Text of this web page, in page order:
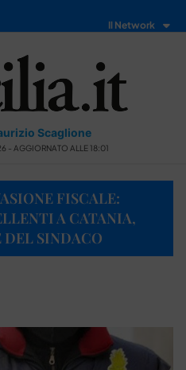
Il Network
Scaglione
- AGGIORNATO ALLE 18:01
FISCALE:
A CATANIA,
DEL SINDACO